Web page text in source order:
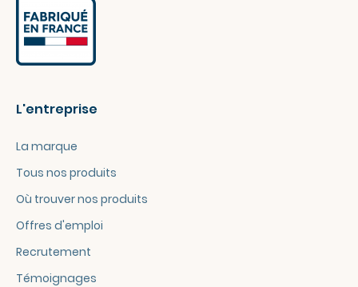
L'entreprise
La marque
Tous nos produits
Où trouver nos produits
Offres d'emploi
Recrutement
Témoignages